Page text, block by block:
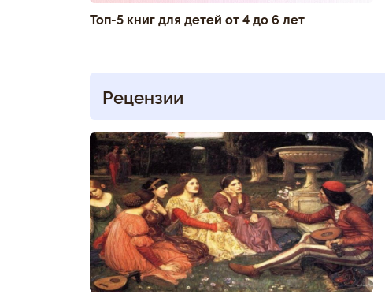
Топ-5 книг для детей от 4 до 6 лет
Рецензии